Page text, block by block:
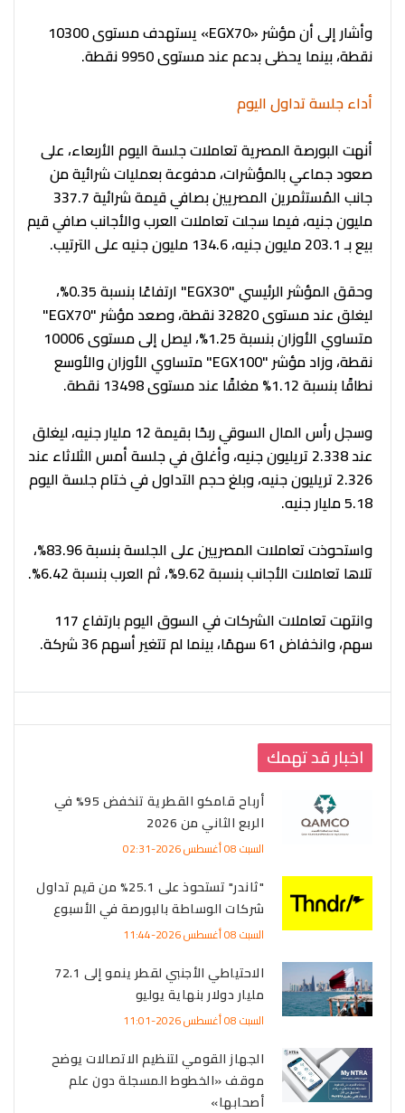
وأشار إلى أن مؤشر «EGX70» يستهدف مستوى 10300
نقطة، بينما يحظى بدعم عند مستوى 9950 نقطة.
أداء جلسة تداول اليوم
أنهت البورصة المصرية تعاملات جلسة اليوم الأربعاء، على
صعود جماعي بالمؤشرات، مدفوعة بعمليات شرائية من
جانب المُستثمرين المصريين بصافي قيمة شرائية 337.7
مليون جنيه، فيما سجلت تعاملات العرب والأجانب صافي قيم
بيع بـ 203.1 مليون جنيه، 134.6 مليون جنيه على الترتيب.
وحقق المؤشر الرئيسي "EGX30" ارتفاعًا بنسبة 0.35%،
ليغلق عند مستوى 32820 نقطة، وصعد مؤشر "EGX70"
متساوي الأوزان بنسبة 1.25%، ليصل إلى مستوى 10006
نقطة، وزاد مؤشر "EGX100" متساوي الأوزان والأوسع
نطاقًا بنسبة 1.12% مغلقًا عند مستوى 13498 نقطة.
وسجل رأس المال السوقي ربحًا بقيمة 12 مليار جنيه، ليغلق
عند 2.338 تريليون جنيه، وأغلق في جلسة أمس الثلاثاء عند
2.326 تريليون جنيه، وبلغ حجم التداول في ختام جلسة اليوم
5.18 مليار جنيه.
واستحوذت تعاملات المصريين على الجلسة بنسبة 83.96%،
تلاها تعاملات الأجانب بنسبة 9.62%، ثم العرب بنسبة 6.42%.
وانتهت تعاملات الشركات في السوق اليوم بارتفاع 117
سهم، وانخفاض 61 سهمًا، بينما لم تتغير أسهم 36 شركة.
اخبار قد تهمك
أرباح قامكو القطرية تنخفض 95% في
الربع الثاني من 2026
السبت 08 أغسطس 2026-02:31
"ثاندر" تستحوذ على 25.1% من قيم تداول
شركات الوساطة بالبورصة في الأسبوع
السبت 08 أغسطس 2026-11:44
الاحتياطي الأجنبي لقطر ينمو إلى 72.1
مليار دولار بنهاية يوليو
السبت 08 أغسطس 2026-11:01
الجهاز القومي لتنظيم الاتصالات يوضح
موقف «الخطوط المسجلة دون علم
أصحابها»